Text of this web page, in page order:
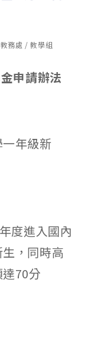
務處 / 教學組
申請辦法
年級新
度進入國內
，同時高
70分